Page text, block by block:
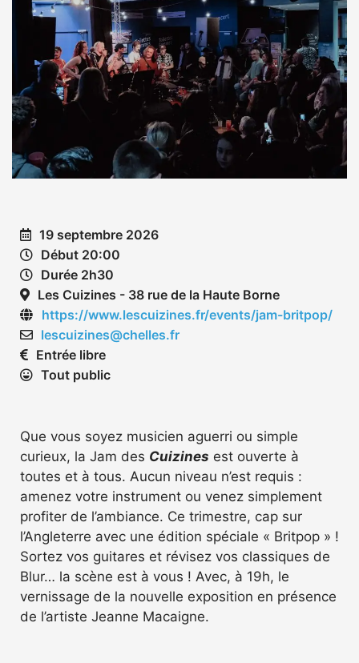
19 septembre 2026
Début 20:00
Durée 2h30
Les Cuizines - 38 rue de la Haute Borne
https://www.lescuizines.fr/events/jam-britpop/
lescuizines@chelles.fr
Entrée libre
Tout public
Que vous soyez musicien aguerri ou simple
curieux, la Jam des Cuizines est ouverte à
toutes et à tous. Aucun niveau n’est requis :
amenez votre instrument ou venez simplement
profiter de l’ambiance. Ce trimestre, cap sur
l’Angleterre avec une édition spéciale « Britpop » !
Sortez vos guitares et révisez vos classiques de
Blur… la scène est à vous ! Avec, à 19h, le
vernissage de la nouvelle exposition en présence
de l’artiste Jeanne Macaigne.